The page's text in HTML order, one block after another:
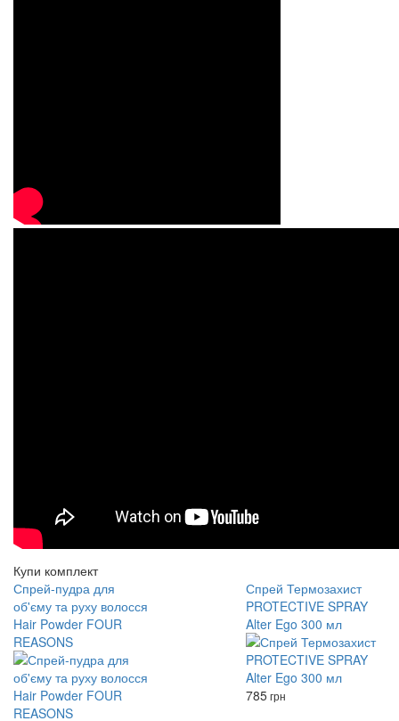
Купи комплект
Спрей-пудра для
об'єму та руху волосся
Hair Powder FOUR
REASONS
Спрей Термозахист
PROTECTIVE SPRAY
Alter Ego 300 мл
785грн